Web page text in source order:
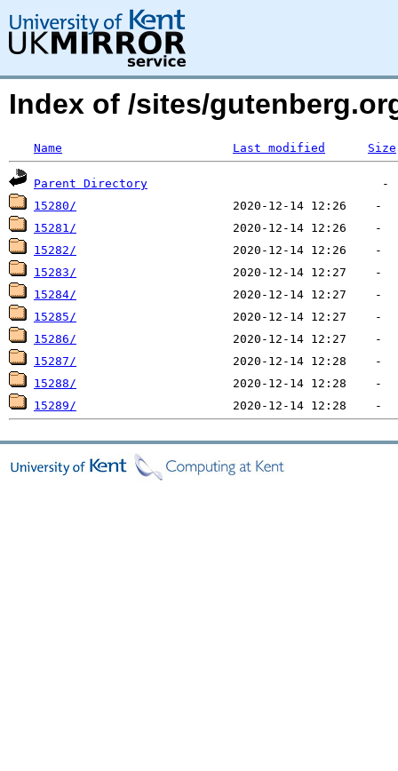
Index of /sites/
Name Last modified Size
Parent Directory
15280/
15281/
15282/
15283/
15284/
15285/
15286/
15287/
15288/
15289/